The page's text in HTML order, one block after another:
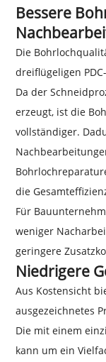
Bessere
Die
dreiflügeligen
Da der
erzeugt, ist die
vollständiger.
die
Für
weniger
geringere
Niedrigere
Aus Kostensicht
ausgezeichnetes
Die mit einem
kann um ein